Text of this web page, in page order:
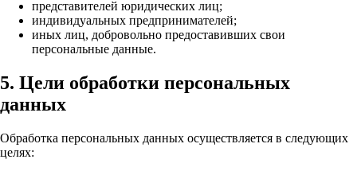
представителей юридических лиц;
индивидуальных предпринимателей;
иных лиц, добровольно предоставивших свои
персональные данные.
5. Цели обработки персональных
данных
Обработка персональных данных осуществляется в следующих
целях: